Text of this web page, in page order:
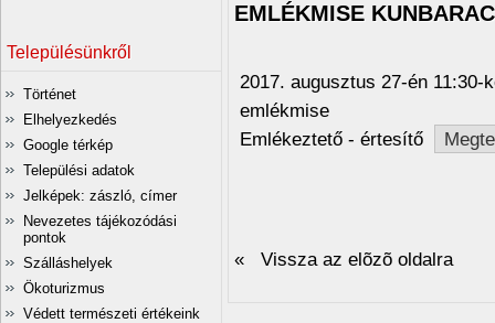
Településünkről
Történet
Elhelyezkedés
Google térkép
Települési adatok
Jelképek: zászló, címer
Nevezetes tájékozódási
pontok
Szálláshelyek
Ökoturizmus
Védett természeti értékeink
EMLÉKMISE
2017. augusztus 27-én
emlékmise
Emlékeztető - értesítő
« Vissza az elõzõ oldalra